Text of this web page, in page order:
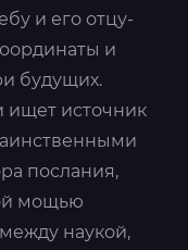
и его отцу-
и
будущих.
ищет источник
послания,
мощью
наукой,